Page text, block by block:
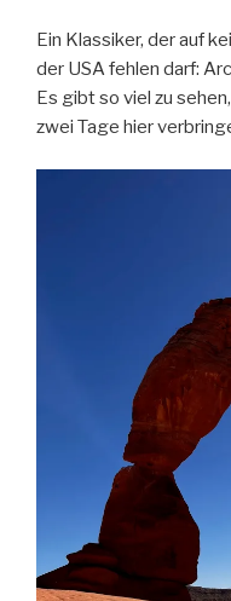
Ein Klassiker, der auf
der USA fehlen darf:
Es gibt so viel zu
zwei Tage hier